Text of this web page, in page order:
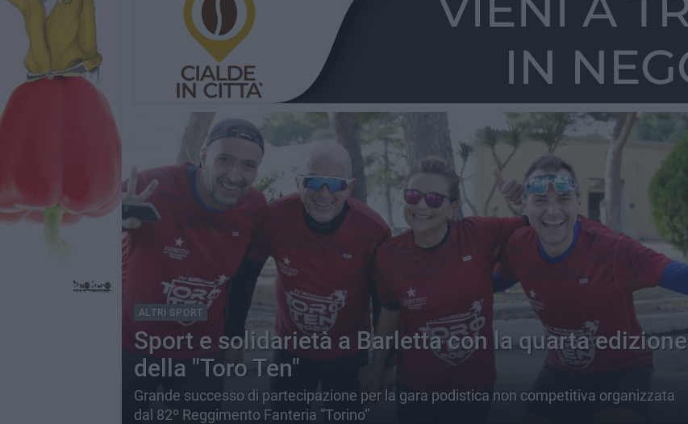
ALTRI SPORT
Sport e solidarietà a Barletta con la quarta edizione
della "Toro Ten"
Grande successo di partecipazione per la gara podistica non competitiva organizzata
dal 82º Reggimento Fanteria “Torino”